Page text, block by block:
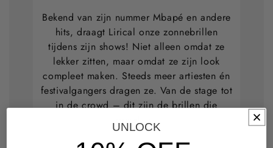
Bekend van zijn nummer Mbapé en andere
hits, draagt Lirical onze zonnebrillen
tijdens zijn shows! Niet alleen omdat ze
lekker zitten, maar omdat ze zijn look
compleet maken. Steeds meer artiesten én
festivalgangers dragen ze. Van de stage tot
in de crowd – dit zijn de brillen die
opvallen.
UNLOCK